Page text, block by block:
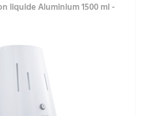
liquide Aluminium 1500 ml -